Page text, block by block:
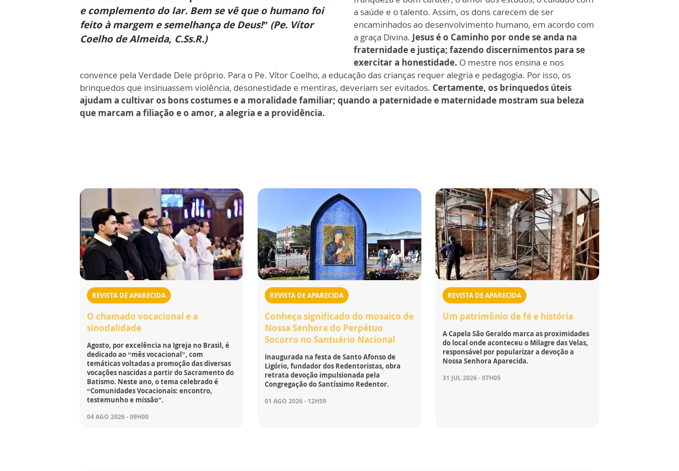
e complemento do lar. Bem se vê que o humano foi
feito à margem e semelhança de Deus!” (Pe. Vítor
Coelho de Almeida, C.Ss.R.)
a saúde e o talento. Assim, os dons carecem de ser
encaminhados ao desenvolvimento humano, em acordo com
a graça Divina. Jesus é o Caminho por onde se anda na
fraternidade e justiça; fazendo discernimentos para se
exercitar a honestidade. O mestre nos ensina e nos
convence pela Verdade Dele próprio. Para o Pe. Vítor Coelho, a educação das crianças requer alegria e pedagogia. Por isso, os
brinquedos que insinuassem violência, desonestidade e mentiras, deveriam ser evitados. Certamente, os brinquedos úteis
ajudam a cultivar os bons costumes e a moralidade familiar; quando a paternidade e maternidade mostram sua beleza
que marcam a filiação e o amor, a alegria e a providência.
REVISTA DE APARECIDA
O chamado vocacional e a
sinodalidade
Agosto, por excelência na Igreja no Brasil, é
dedicado ao “mês vocacional”, com
temáticas voltadas a promoção das diversas
vocações nascidas a partir do Sacramento do
Batismo. Neste ano, o tema celebrado é
“Comunidades Vocacionais: encontro,
testemunho e missão”.
04 AGO 2026 - 09H00
REVISTA DE APARECIDA
Conheça significado do mosaico de
Nossa Senhora do Perpétuo
Socorro no Santuário Nacional
Inaugurada na festa de Santo Afonso de
Ligório, fundador dos Redentoristas, obra
retrata devoção impulsionada pela
Congregação do Santíssimo Redentor.
01 AGO 2026 - 12H59
REVISTA DE APARECIDA
Um patrimônio de fé e história
A Capela São Geraldo marca as proximidades
do local onde aconteceu o Milagre das Velas,
responsável por popularizar a devoção a
Nossa Senhora Aparecida.
31 JUL 2026 - 07H05